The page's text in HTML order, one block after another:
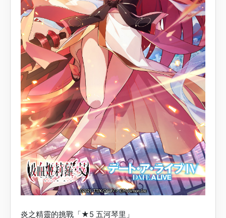
炎之精靈的挑戰「★5 五河琴里」